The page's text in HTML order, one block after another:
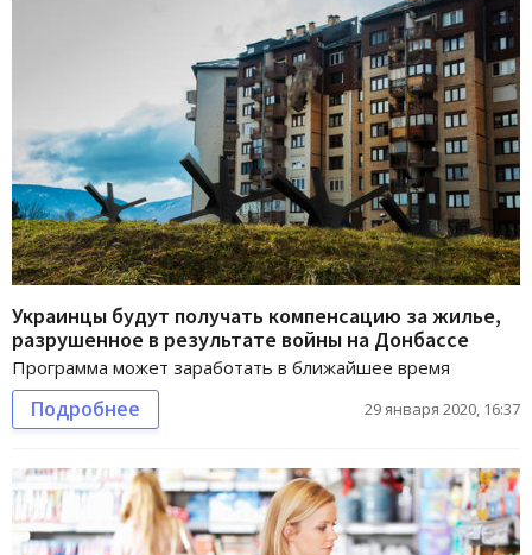
Украинцы будут получать компенсацию за жилье,
разрушенное в результате войны на Донбассе
Программа может заработать в ближайшее время
Подробнее 29 января 2020, 16:37